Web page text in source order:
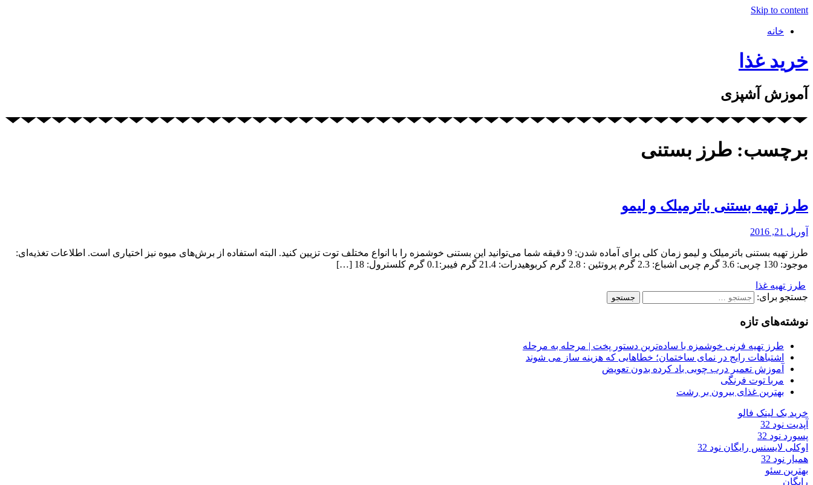
Skip to content
خانه
خرید غذا
آموزش آشپزی
برچسب: طرز بستنی
طرز تهیه بستنی باترمیلک و لیمو
آوریل 21, 2016
طرز تهیه بستنی باترمیلک و لیمو زمان کلی برای آماده شدن: 9 دقیقه شما می‌توانید این بستنی خوشمزه را با انواع مختلف توت تزیین کنید. البته استفاده از برش‌های میوه نیز اختیاری است. اطلاعات تغذیه‌ای:
موجود: 130 چربی: 3.6 گرم چربی اشباع: 2.3 گرم پروتئین : 2.8 گرم کربوهیدرات: 21.4 گرم فیبر:0.1 گرم کلسترول: 18 […]
طرز تهیه غذا
جستجو برای:
نوشته‌های تازه
طرز تهیه فرنی خوشمزه با ساده‌ترین دستور پخت | مرحله به مرحله
اشتباهات رایج در نمای ساختمان؛ خطاهایی که هزینه ساز می شوند
آموزش تعمیر درب چوبی باد کرده بدون تعویض
مربا توت فرنگی
بهترین غذای بیرون بر رشت
خرید بک لینک فالو
آپدیت نود 32
پسورد نود 32
اوکلی لایسنس رایگان نود 32
همیار نود 32
بهترین سئو
رایگان